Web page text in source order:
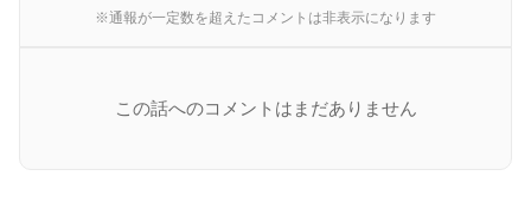
※通報が一定数を超えたコメントは非表示になります
この話へのコメントはまだありません